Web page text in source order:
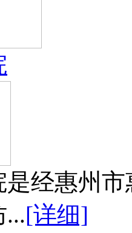
经惠州
[详细]